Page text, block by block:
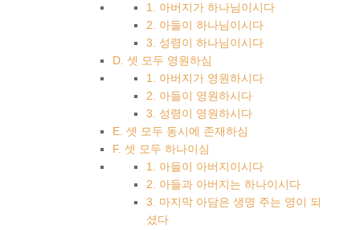
1. 아버지가 하나님이시다
2. 아들이 하나님이시다
3. 성령이 하나님이시다
D. 셋 모두 영원하심
1. 아버지가 영원하시다
2. 아들이 영원하시다
3. 성령이 영원하시다
E. 셋 모두 동시에 존재하심
F. 셋 모두 하나이심
1. 아들이 아버지이시다
2. 아들과 아버지는 하나이시다
3. 마지막 아담은 생명 주는 영이 되
셨다